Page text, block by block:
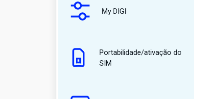
My DIGI
Portabilidade/ativação do
SIM